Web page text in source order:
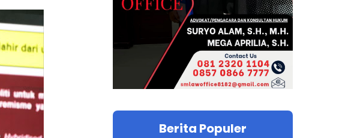
Berita Populer